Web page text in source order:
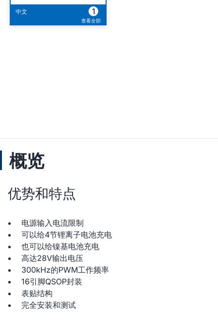
中文 1
查看全部
概览
优势和特点
电源输入电流限制
可以给4节锂离子电池充电
也可以给镍基电池充电
高达28V输出电压
300kHz的PWM工作频率
16引脚QSOP封装
表贴结构
完全安装和测试